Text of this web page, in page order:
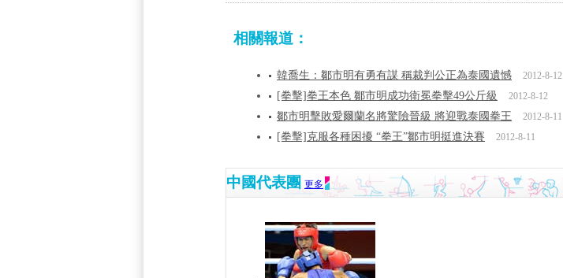
相關報道：
韓喬生：鄒市明有勇有謀 稱裁判公正為泰國遺憾 2012-8-12
[拳擊]拳王本色 鄒市明成功衛冕拳擊49公斤級 2012-8-12
鄒市明擊敗愛爾蘭名將驚險晉級 將迎戰泰國拳王 2012-8-11
[拳擊]克服各種困擾 “拳王”鄒市明挺進決賽 2012-8-11
中國代表團 更多